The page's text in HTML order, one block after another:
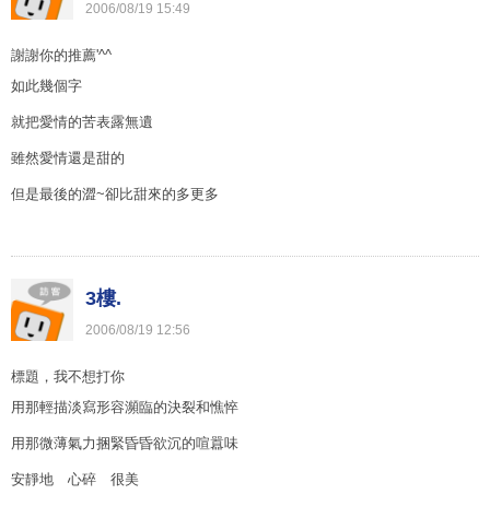
2006/08/19 15:49
謝謝你的推薦'^^
如此幾個字
就把愛情的苦表露無遺
雖然愛情還是甜的
但是最後的澀~卻比甜來的多更多
3樓.
2006/08/19 12:56
標題，我不想打你
用那輕描淡寫形容瀕臨的決裂和憔悴
用那微薄氣力捆緊昏昏欲沉的喧囂味
安靜地 心碎 很美